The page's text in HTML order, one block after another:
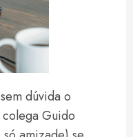
dúvida o
Guido